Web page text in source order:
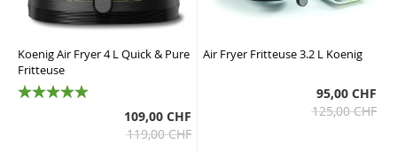
Koenig Air Fryer 4 L Quick & Pure
Fritteuse
109,00 CHF
119,00 CHF
Air Fryer Fritteuse 3.2 L Koenig
95,00 CHF
125,00 CHF